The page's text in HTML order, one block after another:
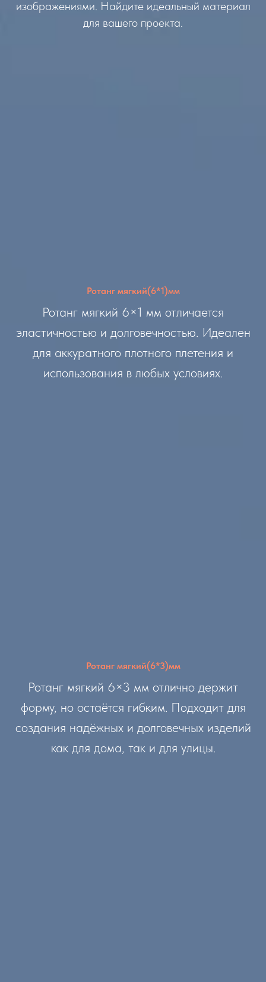
изображениями. Найдите идеальный материал
для вашего проекта.
Ротанг мягкий(6*1)мм
Ротанг мягкий 6×1 мм отличается
эластичностью и долговечностью. Идеален
для аккуратного плотного плетения и
использования в любых условиях.
Ротанг мягкий(6*3)мм
Ротанг мягкий 6×3 мм отлично держит
форму, но остаётся гибким. Подходит для
создания надёжных и долговечных изделий
как для дома, так и для улицы.